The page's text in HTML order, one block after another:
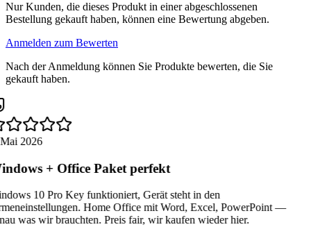
Nur Kunden, die dieses Produkt in einer abgeschlossenen
Bestellung gekauft haben, können eine Bewertung abgeben.
Anmelden zum Bewerten
Nach der Anmeldung können Sie Produkte bewerten, die Sie
gekauft haben.
2026
+ Office Paket perfekt
10 Pro Key funktioniert, Gerät steht in den
Home Office mit Word, Excel, PowerPoint —
was wir brauchten. Preis fair, wir kaufen wieder hier.